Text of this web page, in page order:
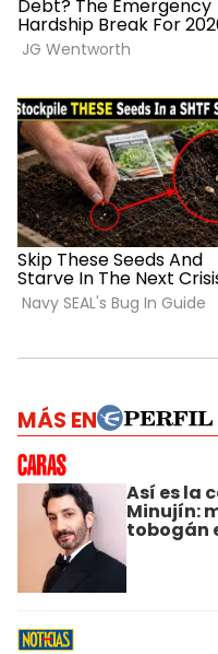
MÁS EN
Así es la
Minujín:
tobogán